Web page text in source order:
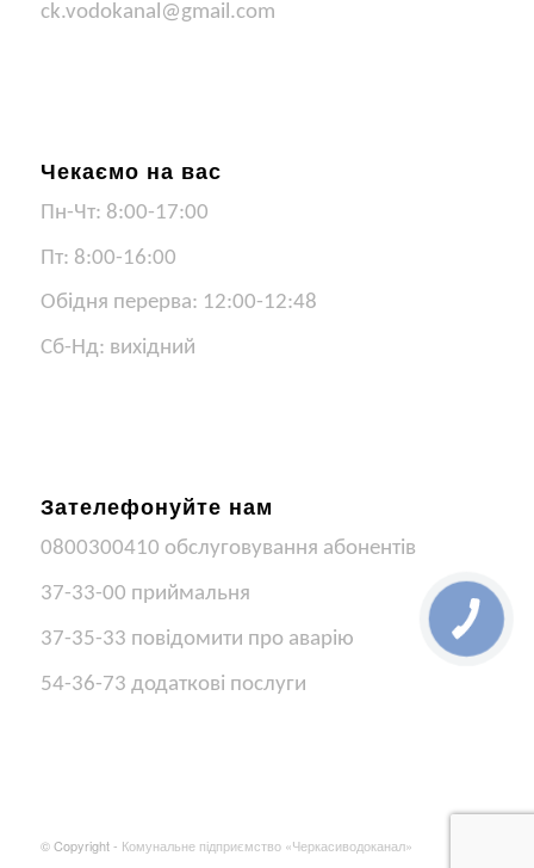
ck.vodokanal@gmail.com
Чекаємо на вас
Пн-Чт: 8:00-17:00
Пт: 8:00-16:00
Обідня перерва: 12:00-12:48
Сб-Нд: вихідний
Зателефонуйте нам
0800300410 обслуговування абонентів
37-33-00 приймальня
37-35-33 повідомити про аварію
54-36-73 додаткові послуги
© Copyright - Комунальне підприємство «Черкасиводоканал»